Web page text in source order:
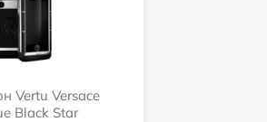
Vertu Versace
Black Star